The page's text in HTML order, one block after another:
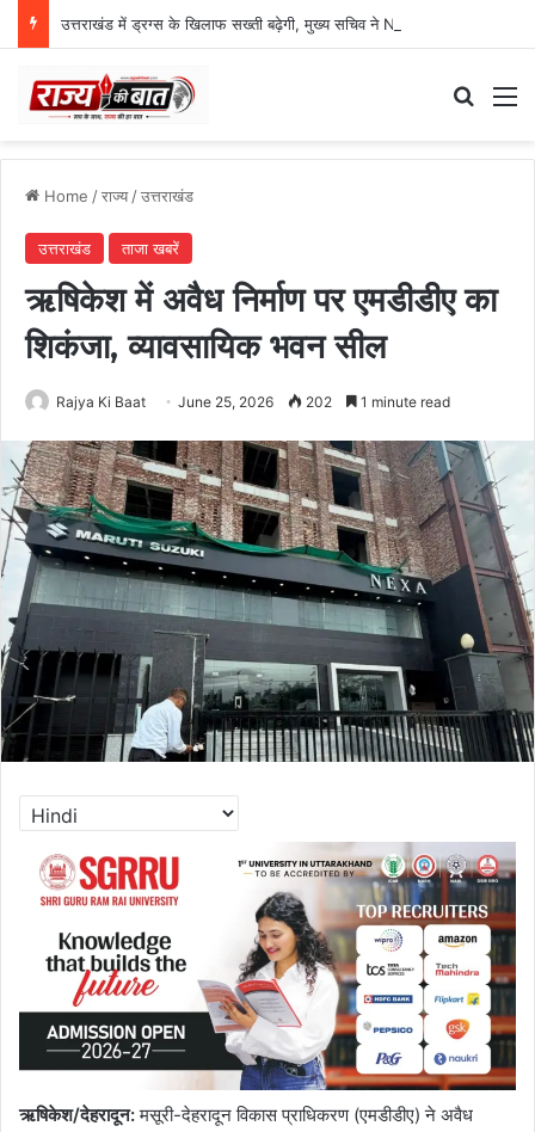
Home /राज्य/उत्तराखंड
उत्तराखंड ताजा खबरें
ऋषिकेश में अवैध निर्माण पर एमडीडीए का
शिकंजा, व्यावसायिक भवन सील
Rajya Ki Baat June 25, 2026 202 1 minute read
ऋषिकेश/देहरादून:मसूरी-देहरादून विकास प्राधिकरण (एमडीडीए) ने अवैध